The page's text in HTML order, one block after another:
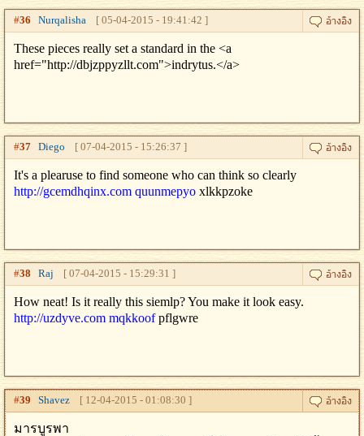
#36 Nurqalisha [ 05-04-2015 - 19:41:42 ]
These pieces really set a standard in the <a
href="http://dbjzppyzllt.com">indrytus.</a>
#37 Diego [ 07-04-2015 - 15:26:37 ]
It's a plearuse to find someone who can think so clearly
http://gcemdhqinx.com quunmepyo xlkkpzoke
#38 Raj [ 07-04-2015 - 15:29:31 ]
How neat! Is it really this siemlp? You make it look easy.
http://uzdyve.com mqkkoofpflgwre
#39 Shavez [ 12-04-2015 - 01:08:30 ]
มารบูรพา